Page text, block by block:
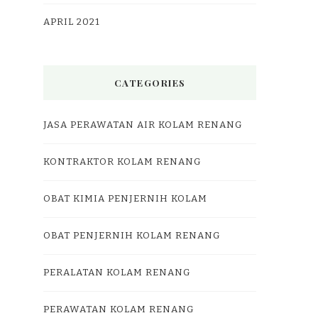
APRIL 2021
CATEGORIES
JASA PERAWATAN AIR KOLAM RENANG
KONTRAKTOR KOLAM RENANG
OBAT KIMIA PENJERNIH KOLAM
OBAT PENJERNIH KOLAM RENANG
PERALATAN KOLAM RENANG
PERAWATAN KOLAM RENANG